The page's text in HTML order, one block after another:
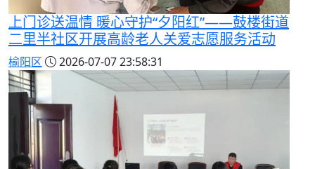
上门诊送温情 暖心守护“夕阳红”——鼓楼街道
二里半社区开展高龄老人关爱志愿服务活动
榆阳区 2026-07-07 23:58:31